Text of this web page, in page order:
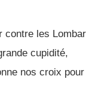
contre les
cupidité,
nos croix